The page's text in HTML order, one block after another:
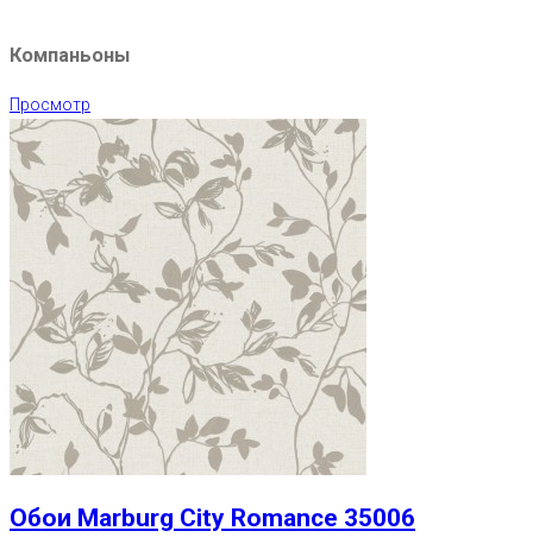
Компаньоны
Просмотр
Обои Marburg City Romance 35006